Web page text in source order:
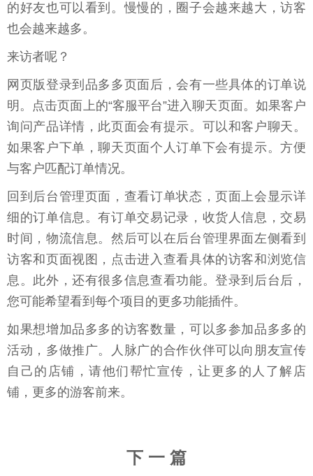
的好友也可以看到。慢慢的，圈子会越来越大，访客
也会越来越多。
来访者呢？
网页版登录到品多多页面后，会有一些具体的订单说
明。点击页面上的“客服平台”进入聊天页面。如果客户
询问产品详情，此页面会有提示。可以和客户聊天。
如果客户下单，聊天页面个人订单下会有提示。方便
与客户匹配订单情况。
回到后台管理页面，查看订单状态，页面上会显示详
细的订单信息。有订单交易记录，收货人信息，交易
时间，物流信息。然后可以在后台管理界面左侧看到
访客和页面视图，点击进入查看具体的访客和浏览信
息。此外，还有很多信息查看功能。登录到后台后，
您可能希望看到每个项目的更多功能插件。
如果想增加品多多的访客数量，可以多参加品多多的
活动，多做推广。人脉广的合作伙伴可以向朋友宣传
自己的店铺，请他们帮忙宣传，让更多的人了解店
铺，更多的游客前来。
下 一 篇